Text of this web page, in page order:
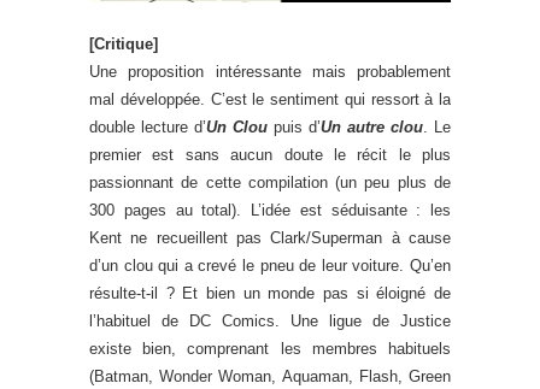
[Critique]
Une proposition intéressante mais probablement
mal développée. C’est le sentiment qui ressort à la
double lecture d’Un Clou puis d’Un autre clou . Le
premier est sans aucun doute le récit le plus
passionnant de cette compilation (un peu plus de
300 pages au total). L’idée est séduisante : les
Kent ne recueillent pas Clark/Superman à cause
d’un clou qui a crevé le pneu de leur voiture. Qu’en
résulte-t-il ? Et bien un monde pas si éloigné de
l’habituel de DC Comics. Une ligue de Justice
existe bien, comprenant les membres habituels
(Batman, Wonder Woman, Aquaman, Flash, Green